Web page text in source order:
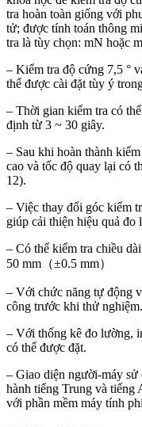
tra hoàn toàn giống với
tử; được tính toán thông
tra là tùy chọn: mN hoặc
– Kiểm tra độ cứng 7,5 °
thể được cài đặt tùy ý
– Thời gian kiểm tra có
định từ 3 ~ 30 giây.
– Sau khi hoàn thành
cao và tốc độ quay lại có
12).
– Việc thay đổi góc kiểm
giúp cải thiện hiệu quả
– Có thể kiểm tra chiều
50 mm（±0.5 mm）
– Với chức năng tự động
công trước khi thử nghiệm.
– Với thống kê đo lường,
có thể được đặt.
– Giao diện người-máy sử
hành tiếng Trung và tiếng
với phần mềm máy tính